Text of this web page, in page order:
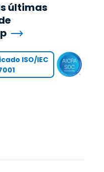
últimas
ISO/IEC